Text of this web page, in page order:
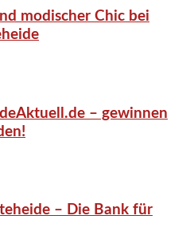
modischer Chic bei
– gewinnen
– Die Bank für